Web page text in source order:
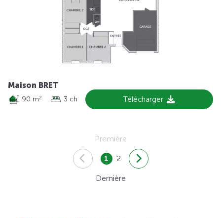
Maison BRET
90 m2 3 ch Télécharger
Première
1 2
Dernière